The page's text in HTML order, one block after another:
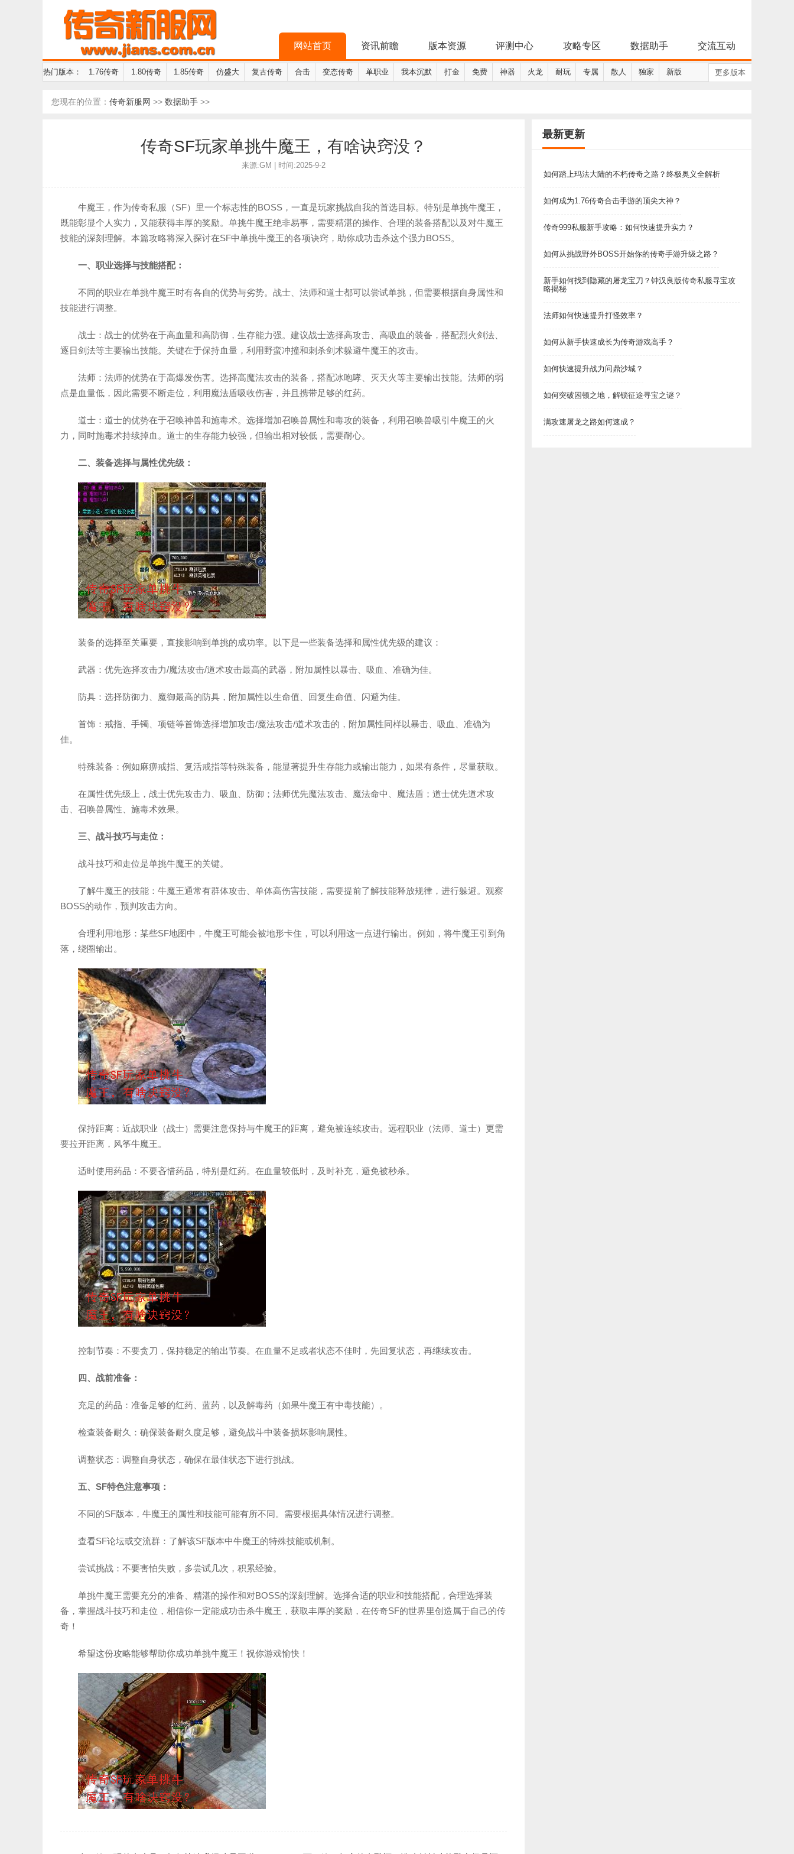
网站首页 资讯前瞻 版本资源 评测中心 攻略专区 数据助手 交流互动
热门版本： 1.76传奇 1.80传奇 1.85传奇 仿盛大 复古传奇 合击 变态传奇 单职业 我本沉默 打金 免费 神器 火龙 耐玩 专属 散人 独家 新版 更多版本
您现在的位置： 传奇新服网 >> 数据助手 >>
传奇SF玩家单挑牛魔王，有啥诀窍没？
来源:GM | 时间:2025-9-2
牛魔王，作为传奇私服（SF）里一个标志性的BOSS，一直是玩家挑战自我的首选目标。特别是单挑牛魔王，
既能彰显个人实力，又能获得丰厚的奖励。单挑牛魔王绝非易事，需要精湛的操作、合理的装备搭配以及对牛魔王
技能的深刻理解。本篇攻略将深入探讨在SF中单挑牛魔王的各项诀窍，助你成功击杀这个强力BOSS。
一、职业选择与技能搭配：
不同的职业在单挑牛魔王时有各自的优势与劣势。战士、法师和道士都可以尝试单挑，但需要根据自身属性和
技能进行调整。
战士：战士的优势在于高血量和高防御，生存能力强。建议战士选择高攻击、高吸血的装备，搭配烈火剑法、
逐日剑法等主要输出技能。关键在于保持血量，利用野蛮冲撞和刺杀剑术躲避牛魔王的攻击。
法师：法师的优势在于高爆发伤害。选择高魔法攻击的装备，搭配冰咆哮、灭天火等主要输出技能。法师的弱
点是血量低，因此需要不断走位，利用魔法盾吸收伤害，并且携带足够的红药。
道士：道士的优势在于召唤神兽和施毒术。选择增加召唤兽属性和毒攻的装备，利用召唤兽吸引牛魔王的火
力，同时施毒术持续掉血。道士的生存能力较强，但输出相对较低，需要耐心。
二、装备选择与属性优先级：
装备的选择至关重要，直接影响到单挑的成功率。以下是一些装备选择和属性优先级的建议：
武器：优先选择攻击力/魔法攻击/道术攻击最高的武器，附加属性以暴击、吸血、准确为佳。
防具：选择防御力、魔御最高的防具，附加属性以生命值、回复生命值、闪避为佳。
首饰：戒指、手镯、项链等首饰选择增加攻击/魔法攻击/道术攻击的，附加属性同样以暴击、吸血、准确为
佳。
特殊装备：例如麻痹戒指、复活戒指等特殊装备，能显著提升生存能力或输出能力，如果有条件，尽量获取。
在属性优先级上，战士优先攻击力、吸血、防御；法师优先魔法攻击、魔法命中、魔法盾；道士优先道术攻
击、召唤兽属性、施毒术效果。
三、战斗技巧与走位：
战斗技巧和走位是单挑牛魔王的关键。
了解牛魔王的技能：牛魔王通常有群体攻击、单体高伤害技能，需要提前了解技能释放规律，进行躲避。观察
BOSS的动作，预判攻击方向。
合理利用地形：某些SF地图中，牛魔王可能会被地形卡住，可以利用这一点进行输出。例如，将牛魔王引到角
落，绕圈输出。
保持距离：近战职业（战士）需要注意保持与牛魔王的距离，避免被连续攻击。远程职业（法师、道士）更需
要拉开距离，风筝牛魔王。
适时使用药品：不要吝惜药品，特别是红药。在血量较低时，及时补充，避免被秒杀。
控制节奏：不要贪刀，保持稳定的输出节奏。在血量不足或者状态不佳时，先回复状态，再继续攻击。
四、战前准备：
充足的药品：准备足够的红药、蓝药，以及解毒药（如果牛魔王有中毒技能）。
检查装备耐久：确保装备耐久度足够，避免战斗中装备损坏影响属性。
调整状态：调整自身状态，确保在最佳状态下进行挑战。
五、SF特色注意事项：
不同的SF版本，牛魔王的属性和技能可能有所不同。需要根据具体情况进行调整。
查看SF论坛或交流群：了解该SF版本中牛魔王的特殊技能或机制。
尝试挑战：不要害怕失败，多尝试几次，积累经验。
单挑牛魔王需要充分的准备、精湛的操作和对BOSS的深刻理解。选择合适的职业和技能搭配，合理选择装
备，掌握战斗技巧和走位，相信你一定能成功击杀牛魔王，获取丰厚的奖励，在传奇SF的世界里创造属于自己的传
奇！
希望这份攻略能够帮助你成功单挑牛魔王！祝你游戏愉快！
最新更新
如何踏上玛法大陆的不朽传奇之路？终极奥义全解析
如何成为1.76传奇合击手游的顶尖大神？
传奇999私服新手攻略：如何快速提升实力？
如何从挑战野外BOSS开始你的传奇手游升级之路？
新手如何找到隐藏的屠龙宝刀？钟汉良版传奇私服寻宝攻
略揭秘
法师如何快速提升打怪效率？
如何从新手快速成长为传奇游戏高手？
如何快速提升战力问鼎沙城？
如何突破困顿之地，解锁征途寻宝之谜？
满攻速屠龙之路如何速成？